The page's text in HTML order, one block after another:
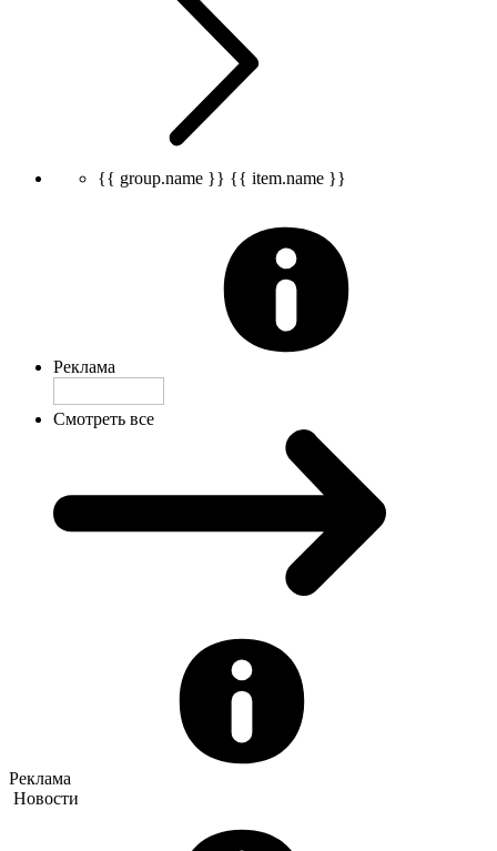
{{ group.name }} {{ item.name }}
Реклама
Смотреть все
Реклама
Новости